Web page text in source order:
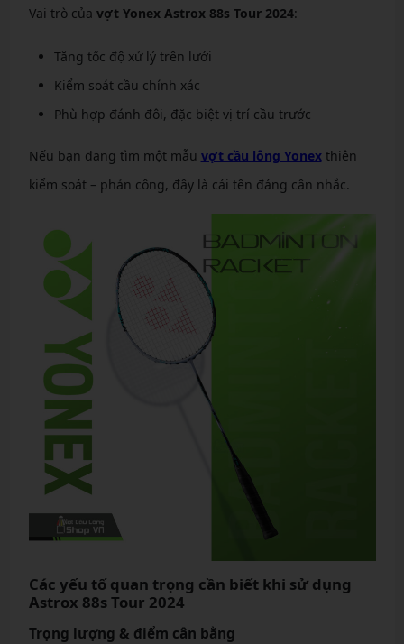
Vai trò của vợt Yonex Astrox 88s Tour 2024:
Tăng tốc độ xử lý trên lưới
Kiểm soát cầu chính xác
Phù hợp đánh đôi, đặc biệt vị trí cầu trước
Nếu bạn đang tìm một mẫu vợt cầu lông Yonexthiên
kiểm soát – phản công, đây là cái tên đáng cân nhắc.
Các yếu tố quan trọng cần biết khi sử dụng
Astrox 88s Tour 2024
Trọng lượng & điểm cân bằng